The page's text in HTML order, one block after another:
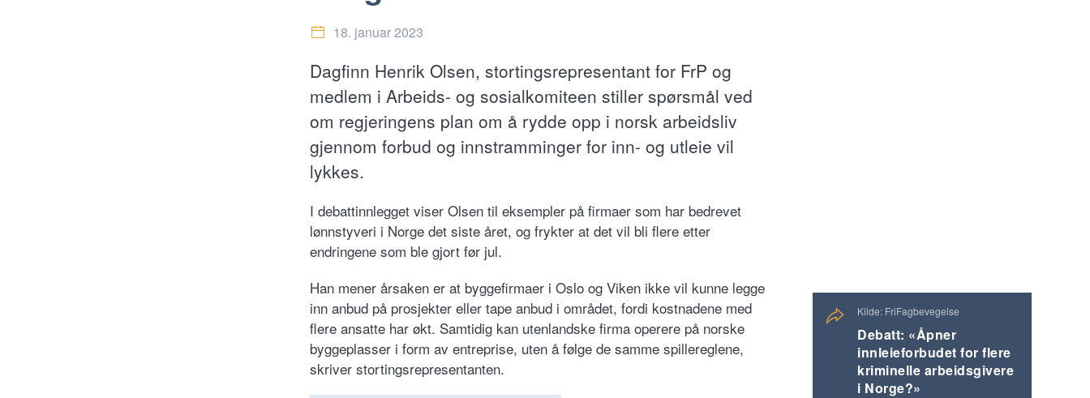
18. januar 2023
Dagfinn Henrik Olsen, stortingsrepresentant for FrP og
medlem i Arbeids- og sosialkomiteen stiller spørsmål ved
om regjeringens plan om å rydde opp i norsk arbeidsliv
gjennom forbud og innstramminger for inn- og utleie vil
lykkes.
I debattinnlegget viser Olsen til eksempler på firmaer som har bedrevet
lønnstyveri i Norge det siste året, og frykter at det vil bli flere etter
endringene som ble gjort før jul.
Han mener årsaken er at byggefirmaer i Oslo og Viken ikke vil kunne legge
inn anbud på prosjekter eller tape anbud i området, fordi kostnadene med
flere ansatte har økt. Samtidig kan utenlandske firma operere på norske
byggeplasser i form av entreprise, uten å følge de samme spillereglene,
skriver stortingsrepresentanten.
Kilde: FriFagbevegelse
Debatt: «Åpner
innleieforbudet for flere
kriminelle arbeidsgivere
i Norge?»